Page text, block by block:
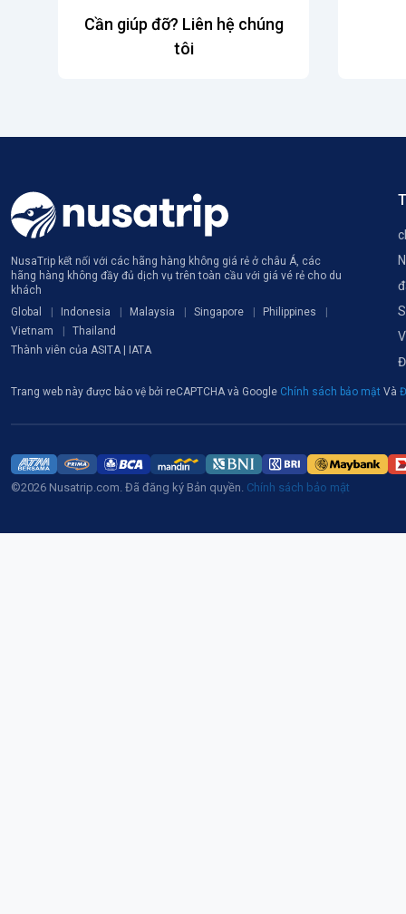
Cần giúp đỡ? Liên hệ chúng
tôi
NusaTrip kết nối với các hãng hàng không giá rẻ ở châu Á, các
hãng hàng không đầy đủ dịch vụ trên toàn cầu với giá vé rẻ cho du
khách
Global
Indonesia Malaysia Singapore
Philippines
Vietnam
Thailand
Thành viên của ASITA | IATA
Trang web này được bảo vệ bởi reCAPTCHA và Google Chính sách bảo mật Và
©2026 Nusatrip.com. Đã đăng ký Bản quyền. Chính sách bảo mật